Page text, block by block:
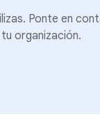
Ponte en
organización.